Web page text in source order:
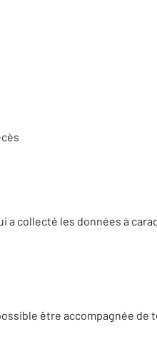
a collecté les données à
être accompagnée